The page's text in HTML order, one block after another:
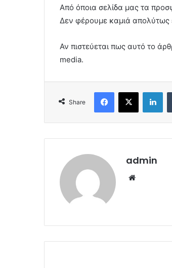
Από όποια σελίδα μας τα
Δεν φέρουμε καμιά απολύτως
Αν πιστεύεται πως αυτό το
media.
Share
Facebook
X
admin